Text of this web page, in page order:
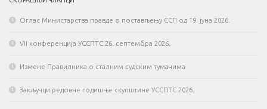
Оглас Министарства правде о постављењу ССП од 19. јуна 2026.
VII конференција УССПТС 26. септембра 2026.
Измене Правилника о сталним судским тумачима
Закључци редовне годишње скупштине УССПТС 2026.